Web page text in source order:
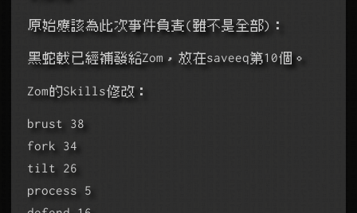
原始應該為此次事件負責(雖不是全部)：
黑蛇戟已經補發給Zom，放在saveeq第10個。
Zom的Skills修改：
brust 38
fork 34
tilt 26
process 5